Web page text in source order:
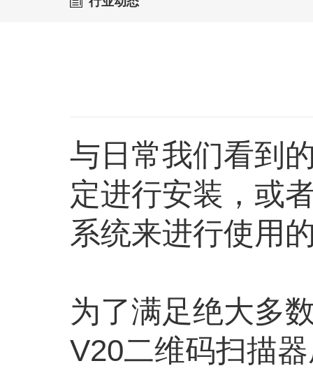
与日常我们看到
定进行安装，或
系统来进行使用
为了满足绝大多
V20二维码扫描